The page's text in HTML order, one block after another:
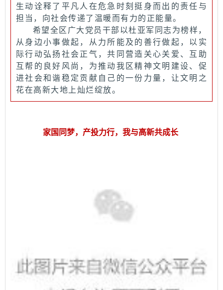
生动诠释了平凡人在危急时刻挺身而出的责任与
担当，向社会传递了温暖而有力的正能量。
希望全区广大党员干部以杜亚军同志为榜样，
从身边小事做起，从力所能及的善行做起，以实
际行动弘扬社会正气，共同营造关心关爱、互助
互帮的良好风尚，为推动我区精神文明建设、促
进社会和谐稳定贡献自己的一份力量，让文明之
花在高新大地上灿烂绽放。
家国同梦，产投力行，我与高新共成长